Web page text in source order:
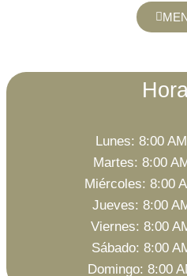
Lunes: 8:00
Martes: 8:00
Miércoles: 8:00
Jueves: 8:00
Viernes: 8:00
Sábado: 8:00
Domingo: 8:00